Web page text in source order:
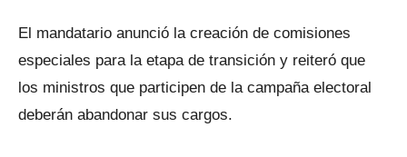
El mandatario anunció la creación de comisiones
especiales para la etapa de transición y reiteró que
los ministros que participen de la campaña electoral
deberán abandonar sus cargos.